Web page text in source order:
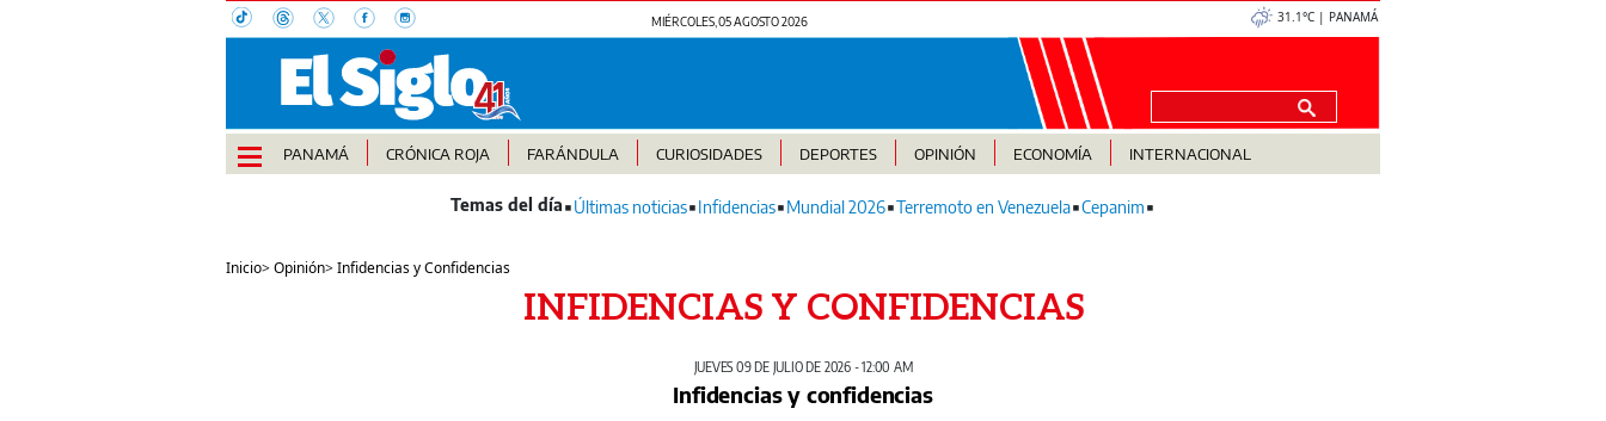
MIÉRCOLES, 05 AGOSTO 2026 31.1°C | PANAMÁ
PANAMÁ CRÓNICA ROJA FARÁNDULA CURIOSIDADES DEPORTES OPINIÓN ECONOMÍA INTERNACIONAL
Últimas noticias Infidencias Mundial 2026 Terremoto en Venezuela Cepanim
Inicio>Opinión>Infidencias y Confidencias
INFIDENCIAS Y CONFIDENCIAS
JUEVES 09 DE JULIO DE 2026 - 12:00 AM
Infidencias y confidencias